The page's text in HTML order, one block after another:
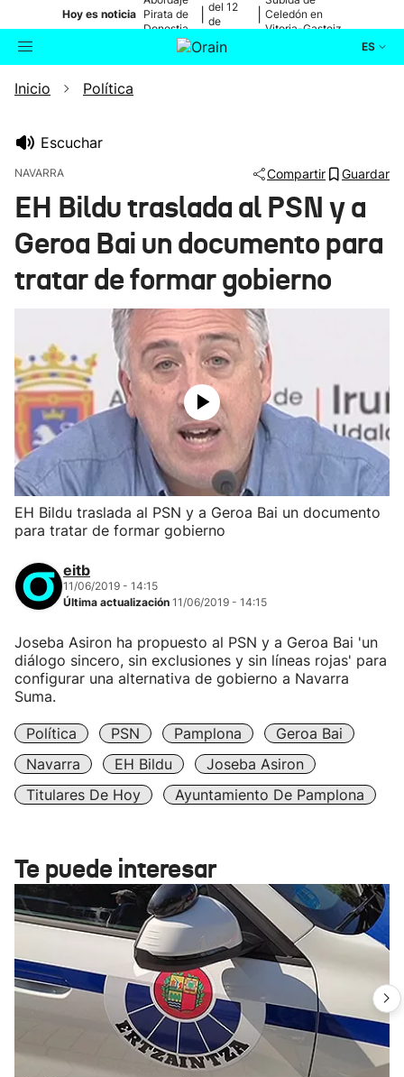
Hoy es noticia Pirata de
Donostia
del 12
de
Celedón en
Vitoria-Gasteiz
ES
Buscador
Ikusmiran
Eguraldia
Inicio Política
Escuchar
NAVARRA Compartir Guardar
EH Bildu traslada al PSN y a
Geroa Bai un documento para
tratar de formar gobierno
EH Bildu traslada al PSN y a Geroa Bai un documento
para tratar de formar gobierno
eitb
11/06/2019 - 14:15
Última actualización 11/06/2019 - 14:15
Joseba Asiron ha propuesto al PSN y a Geroa Bai 'un
diálogo sincero, sin exclusiones y sin líneas rojas' para
configurar una alternativa de gobierno a Navarra
Suma.
Política PSN Pamplona
Geroa Bai
Navarra
EH Bildu
Joseba Asiron
Titulares De Hoy
Ayuntamiento De Pamplona
Te puede interesar